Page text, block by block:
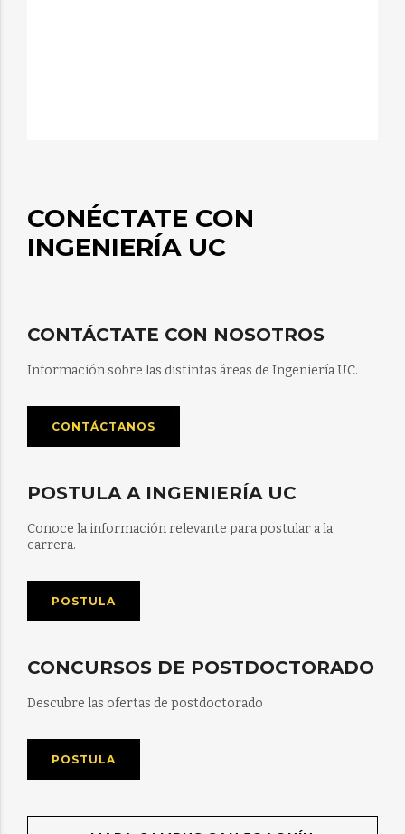
CONÉCTATE CON
INGENIERÍA UC
CONTÁCTATE CON NOSOTROS
Información sobre las distintas áreas de Ingeniería UC.
CONTÁCTANOS
POSTULA A INGENIERÍA UC
Conoce la información relevante para postular a la
carrera.
POSTULA
CONCURSOS DE POSTDOCTORADO
Descubre las ofertas de postdoctorado
POSTULA